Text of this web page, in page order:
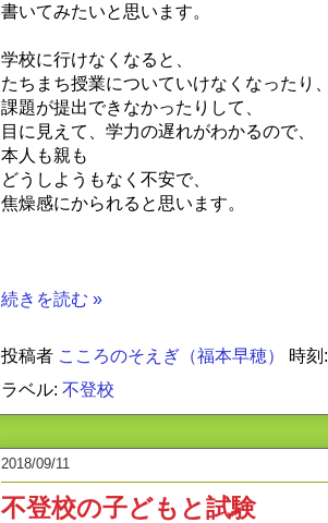
書いてみたいと思います。
学校に行けなくなると、
たちまち授業についていけなくなったり、
課題が提出できなかったりして、
目に見えて、学力の遅れがわかるので、
本人も親も
どうしようもなく不安で、
焦燥感にかられると思います。
続きを読む »
投稿者 こころのそえぎ（福本早穂） 時刻:
ラベル: 不登校
2018/09/11
不登校の子どもと試験